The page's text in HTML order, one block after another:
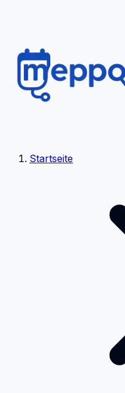
Startseite